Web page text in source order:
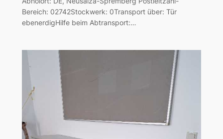
Bereich: 02742Stockwerk: 0Transport über: Tür
ebenerdigHilfe beim Abtransport:…